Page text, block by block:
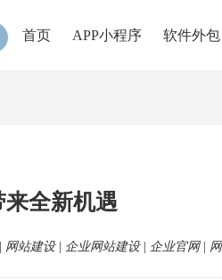
首页 APP小程序 软件外包
全新机遇
网站建设 企业网站建设 企业官网